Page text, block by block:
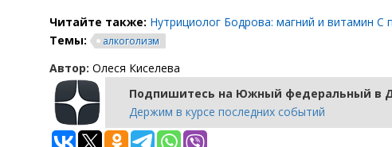
Читайте также: Нутрициолог Бодрова: магний и витамин С
Темы:
алкоголизм
Автор: Олеся Киселева
Подпишитесь на Южный федеральный в
Держим в курсе последних событий